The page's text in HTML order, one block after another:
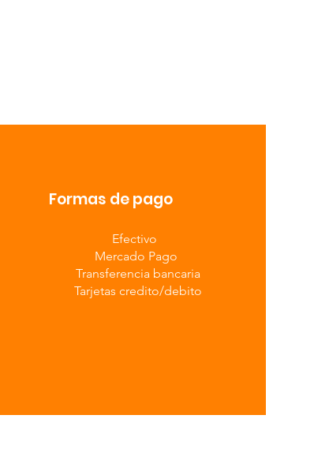
Formas de pago
Efectivo
Mercado Pago
Transferencia bancaria
Tarjetas credito/debito